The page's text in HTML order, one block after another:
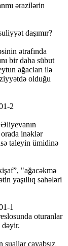
ərazilərin
daşımır?
ətrafında
bir daha sübut
ağacları ilə
olduğu
inəklər
taleyin ümidinə
"ağacəkmə
yaşıllıq sahələri
oturanlar
dəyir.
suallar cavabsız